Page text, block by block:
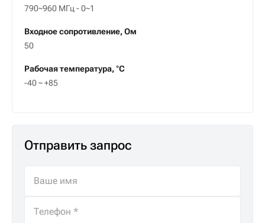
790~960 МГц - 0~1
Входное сопротивление, Ом
50
Рабочая температура, °C
-40 ~ +85
Отправить запрос